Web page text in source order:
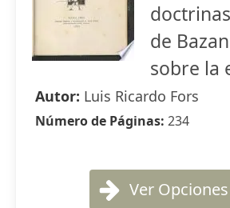
de
sobre la
Autor: Luis Ricardo Fors
Número de Páginas: 234
Ver Opciones